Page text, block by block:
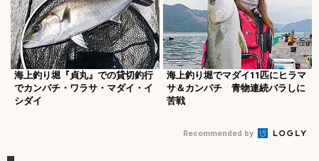
海上釣り堀『貞丸』での貸切釣行
でカンパチ・ワラサ・マダイ・イ
シダイ
海上釣り堀でマダイ11匹にヒラマ
サ＆カンパチ 青物連続バラしに
苦戦
Recommended by